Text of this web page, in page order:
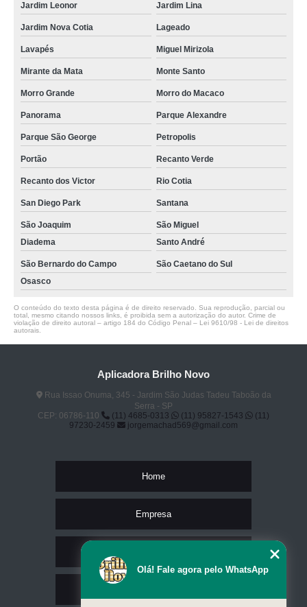
Jardim Leonor Jardim Lina
Jardim Nova Cotia Lageado
Lavapés Miguel Mirizola
Mirante da Mata Monte Santo
Morro Grande Morro do Macaco
Panorama Parque Alexandre
Parque São George Petropolis
Portão Recanto Verde
Recanto dos Victor Rio Cotia
San Diego Park Santana
São Joaquim
São Miguel
Diadema
Santo André
São Bernardo do Campo
São Caetano do Sul
Osasco
O conteúdo do texto desta página é de direito reservado. Sua reprodução, parcial ou
total, mesmo citando nossos links, é proibida sem a autorização do autor. Crime de
violação de direito autoral – artigo 184 do Código Penal – Lei 9610/98 - Lei de direitos
autorais
Aplicadora Brilho Novo
Rua Issao Onuma, 345 - Jardim São Judas Tadeu Taboão da
Serra - SP
CEP: 06786-110
(11) 4685-0313 (11) 95827-1543
(11)
97230-2459
jorgemachad569@gmail.com
Home
Empresa
Olá! Fale agora pelo WhatsApp